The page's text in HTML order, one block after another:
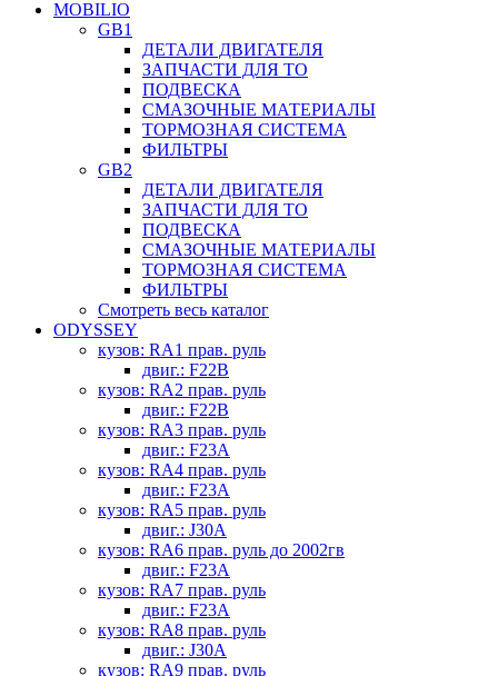
MOBILIO
GB1
ДЕТАЛИ ДВИГАТЕЛЯ
ЗАПЧАСТИ ДЛЯ ТО
ПОДВЕСКА
СМАЗОЧНЫЕ МАТЕРИАЛЫ
ТОРМОЗНАЯ СИСТЕМА
ФИЛЬТРЫ
GB2
ДЕТАЛИ ДВИГАТЕЛЯ
ЗАПЧАСТИ ДЛЯ ТО
ПОДВЕСКА
СМАЗОЧНЫЕ МАТЕРИАЛЫ
ТОРМОЗНАЯ СИСТЕМА
ФИЛЬТРЫ
Смотреть весь каталог
ODYSSEY
кузов: RA1 прав. руль
двиг.: F22B
кузов: RA2 прав. руль
двиг.: F22B
кузов: RA3 прав. руль
двиг.: F23A
кузов: RA4 прав. руль
двиг.: F23A
кузов: RA5 прав. руль
двиг.: J30A
кузов: RA6 прав. руль до 2002гв
двиг.: F23A
кузов: RA7 прав. руль
двиг.: F23A
кузов: RA8 прав. руль
двиг.: J30A
кузов: RA9 прав. руль